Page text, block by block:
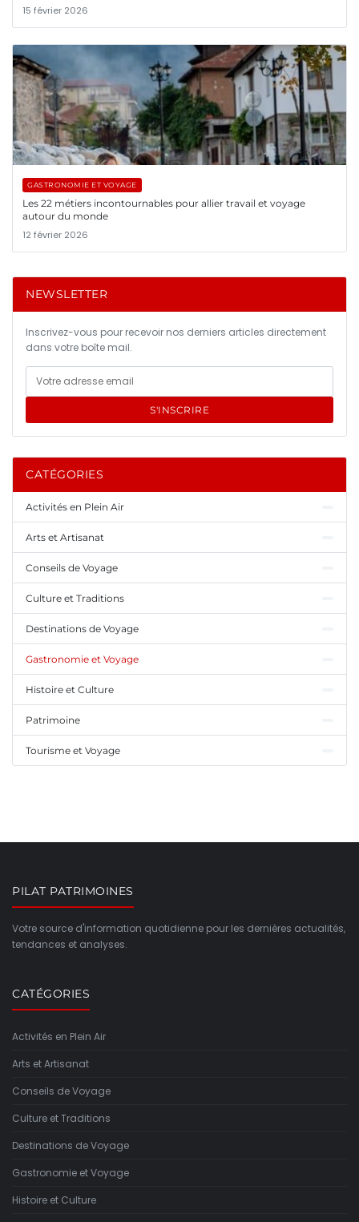
15 février 2026
GASTRONOMIE ET VOYAGE
Les 22 métiers incontournables pour allier travail et voyage
autour du monde
12 février 2026
NEWSLETTER
Inscrivez-vous pour recevoir nos derniers articles directement
dans votre boîte mail.
S'INSCRIRE
CATÉGORIES
Activités en Plein Air
Arts et Artisanat
Conseils de Voyage
Culture et Traditions
Destinations de Voyage
Gastronomie et Voyage
Histoire et Culture
Patrimoine
Tourisme et Voyage
PILAT PATRIMOINES
Votre source d'information quotidienne pour les dernières actualités,
tendances et analyses.
CATÉGORIES
Activités en Plein Air
Arts et Artisanat
Conseils de Voyage
Culture et Traditions
Destinations de Voyage
Gastronomie et Voyage
Histoire et Culture